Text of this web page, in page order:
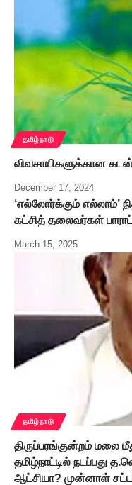
தமிழ்நாடு
விவசாயிகளுக்கான கடன்
December 17, 2024
‘எல்லோர்க்கும் எல்லாம்’
கட்சித் தலைவர்கள்
March 15, 2025
தமிழ்நாடு
திருப்பரங்குன்றம் மலை
தமிழ்நாட்டில் நடப்பது
ஆட்சியா? முன்னாள்